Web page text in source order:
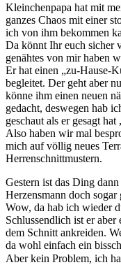
Kleinchenpapa hat mit
ganzes Chaos mit einer
ich von ihm bekommen
Da könnt Ihr euch sicher
genähtes von mir haben
Er hat einen „zu-Hause-
begleitet. Der geht aber
könne ihm einen neuen
gedacht, deswegen hab
geschaut als er gesagt
Also haben wir mal
mich auf völlig neues
Herrenschnittmustern.
Gestern ist das Ding
Herzensmann doch
Wow, da hab ich wieder
Schlussendlich ist er
dem Schnitt ankreiden.
da wohl einfach ein
Aber kein Problem, ich